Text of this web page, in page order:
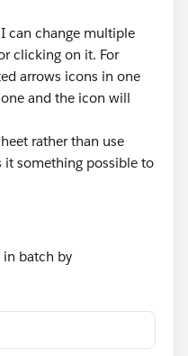
can change multiple
clicking on it. For
arrows icons in one
and the icon will
rather than use
something possible to